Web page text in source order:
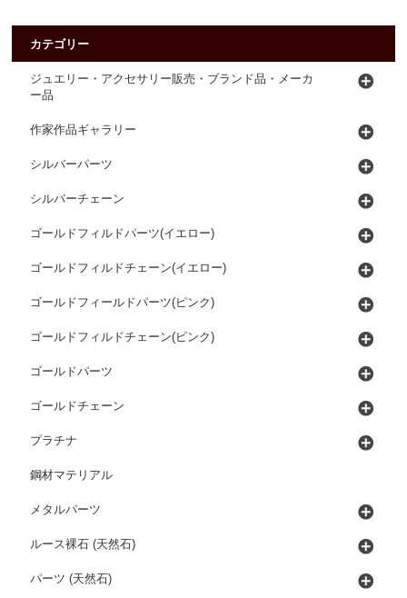
カテゴリー
ジュエリー・アクセサリー販売・ブランド品・メーカ
ー品
作家作品ギャラリー
シルバーパーツ
シルバーチェーン
ゴールドフィルドパーツ(イエロー)
ゴールドフィルドチェーン(イエロー)
ゴールドフィールドパーツ(ピンク)
ゴールドフィルドチェーン(ピンク)
ゴールドパーツ
ゴールドチェーン
プラチナ
鋼材マテリアル
メタルパーツ
ルース裸石 (天然石)
パーツ (天然石)